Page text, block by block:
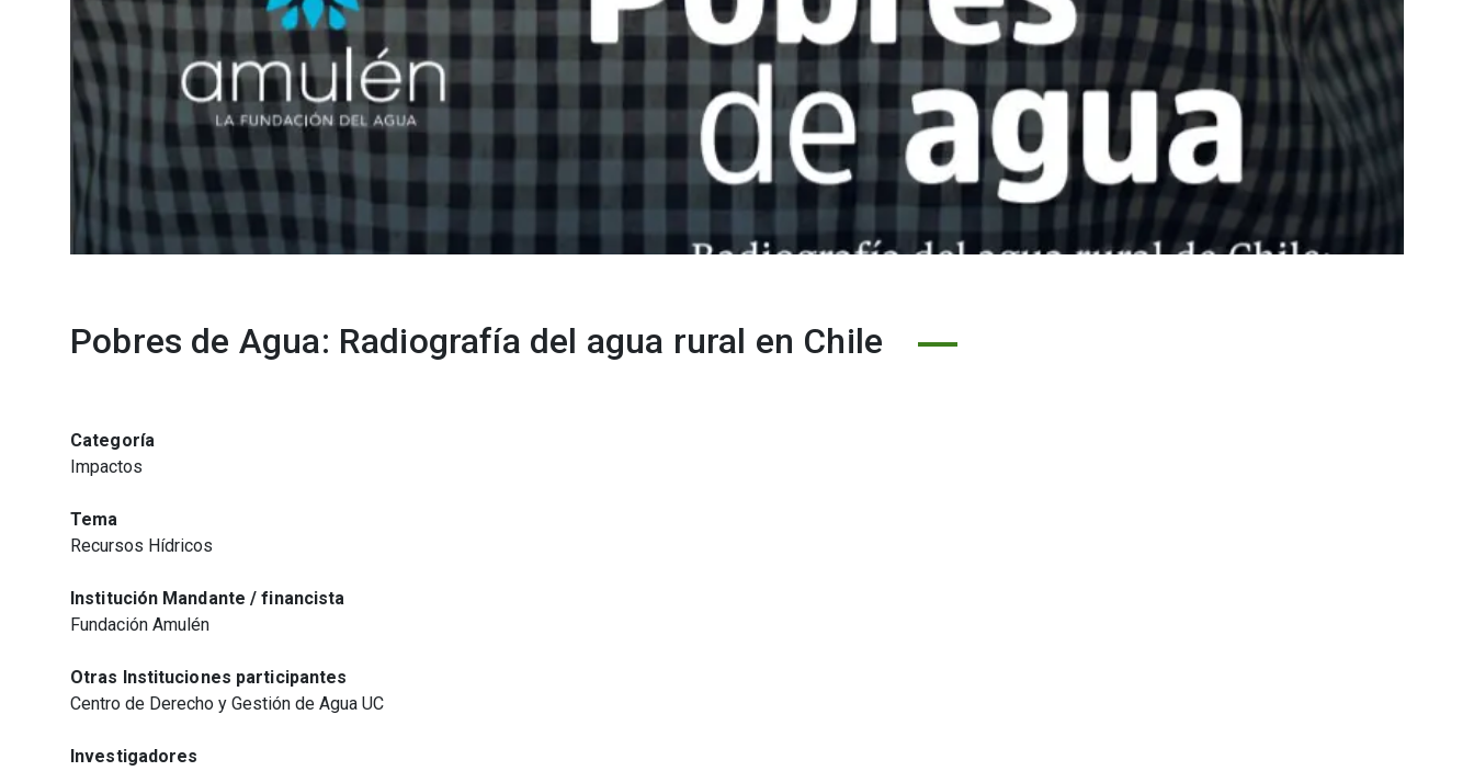
Pobres de Agua: Radiografía del agua rural en Chile
Categoría
Impactos
Tema
Recursos Hídricos
Institución Mandante / financista
Fundación Amulén
Otras Instituciones participantes
Centro de Derecho y Gestión de Agua UC
Investigadores